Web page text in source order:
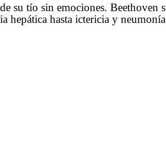
su tío sin emociones.
hepática hasta ictericia y